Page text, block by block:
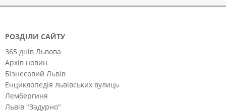
РОЗДІЛИ САЙТУ
365 днів Львова
Архів новин
Бізнесовий Львів
Енциклопедія львівських вулиць
Лембергиня
Львів "Задурно"